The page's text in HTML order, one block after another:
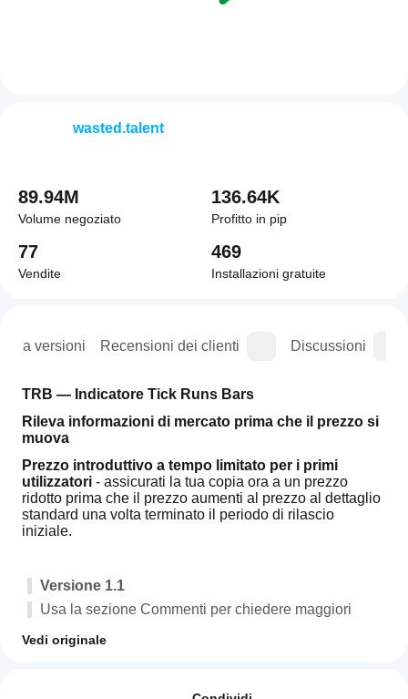
versioni Recensioni dei clienti Discussioni
TRB — Indicatore Tick Runs Bars
Rileva informazioni di mercato prima che il prezzo si
muova
Prezzo introduttivo a tempo limitato per i primi
utilizzatori - assicurati la tua copia ora a un prezzo
ridotto prima che il prezzo aumenti al prezzo al dettaglio
standard una volta terminato il periodo di rilascio
iniziale.
Versione 1.1
Usa la sezione Commenti per chiedere maggiori
Disponibile per sessione video con guida
Vedi originale
wasted.talent
89.94M
Volume negoziato
136.64K
Profitto in pip
77
Vendite
469
Installazioni gratuite